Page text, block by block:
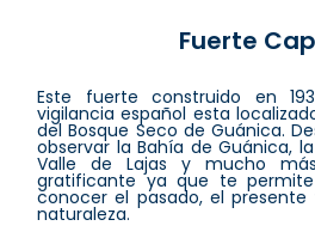
Fuerte
Este fuerte construido en
vigilancia español esta
del Bosque Seco de Guánica.
observar la Bahía de Guánica,
Valle de Lajas y mucho
gratificante ya que te
conocer el pasado, el
naturaleza.